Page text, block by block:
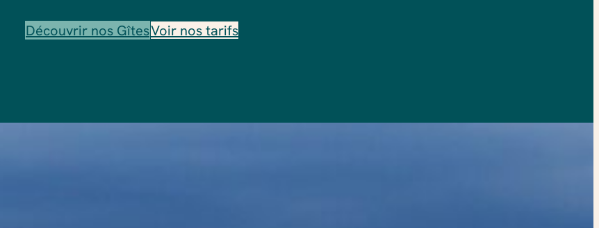
Découvrir nos GîtesVoir nos tarifs